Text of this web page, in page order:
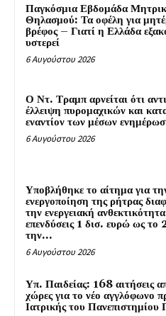
Παγκόσμια Εβδομάδα
Θηλασμού: Τα οφέλη για
βρέφος – Γιατί η Ελλάδα
υστερεί
6 Αυγούστου 2026
Ο Ντ. Τραμπ αρνείται ότι
έλλειψη πυρομαχικών και
εναντίον των μέσων
6 Αυγούστου 2026
Υποβλήθηκε το αίτημα για
ενεργοποίηση της ρήτρας
την ενεργειακή
επενδύσεις 1 δισ. ευρώ ως
την...
6 Αυγούστου 2026
Υπ. Παιδείας: 168 αιτήσεις
χώρες για το νέο αγγλόφωνο
Ιατρικής του